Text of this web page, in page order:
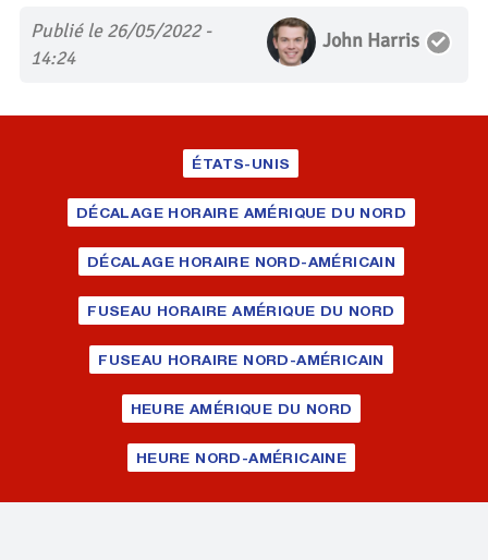
Publié le 26/05/2022 -
14:24
John Harris
ÉTATS-UNIS
DÉCALAGE HORAIRE AMÉRIQUE DU NORD
DÉCALAGE HORAIRE NORD-AMÉRICAIN
FUSEAU HORAIRE AMÉRIQUE DU NORD
FUSEAU HORAIRE NORD-AMÉRICAIN
HEURE AMÉRIQUE DU NORD
HEURE NORD-AMÉRICAINE